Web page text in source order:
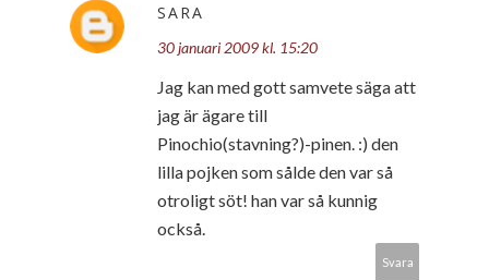
SARA
30 januari 2009 kl. 15:20
Jag kan med gott samvete säga att
jag är ägare till
Pinochio(stavning?)-pinen. :) den
lilla pojken som sålde den var så
otroligt söt! han var så kunnig
också.
Svara